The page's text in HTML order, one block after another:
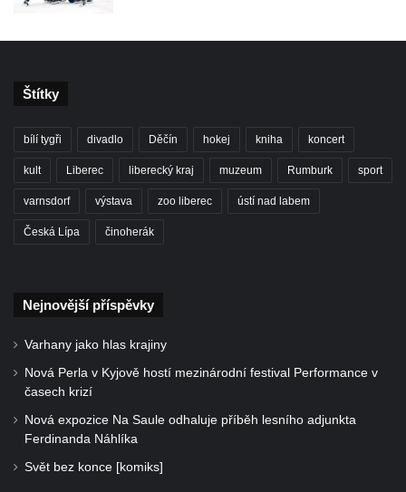
Štítky
bílí tygři divadlo Děčín hokej kniha koncert
kult Liberec liberecký kraj muzeum Rumburk sport
varnsdorf výstava zoo liberec ústí nad labem
Česká Lípa činoherák
Nejnovější příspěvky
Varhany jako hlas krajiny
Nová Perla v Kyjově hostí mezinárodní festival Performance v
časech krizí
Nová expozice Na Saule odhaluje příběh lesního adjunkta
Ferdinanda Náhlíka
Svět bez konce [komiks]